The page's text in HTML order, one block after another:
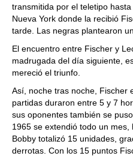
transmitida por el teletipo
Nueva York donde la recibió
tarde. Las negras plantearon
El encuentro entre Fischer y
madrugada del día siguiente,
mereció el triunfo.
Así, noche tras noche, Fischer
partidas duraron entre 5 y 7
sus oponentes también se
1965 se extendió todo un
Bobby totalizó 15 unidades,
derrotas. Con los 15 puntos